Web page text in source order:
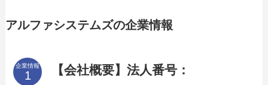
アルファシステムズの企業情報
企業情報
【会社概要】法人番号：